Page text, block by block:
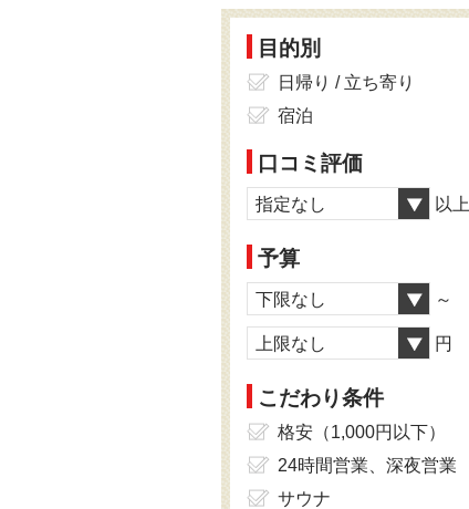
目的別
日帰り / 立ち寄り
宿泊
口コミ評価
指定なし 以上
予算
下限なし ～
上限なし 円
こだわり条件
格安（1,000円以下）
24時間営業、深夜営業
サウナ